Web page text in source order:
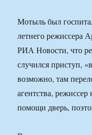
Мотыль был
летнего режиссера
РИА Новости, что
случился приступ,
возможно, там
агентства,
помощи дверь,